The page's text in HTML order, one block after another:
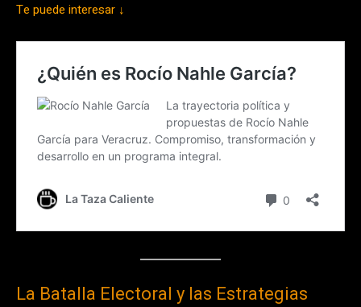
Te puede interesar ↓
La Batalla Electoral y las Estrategias